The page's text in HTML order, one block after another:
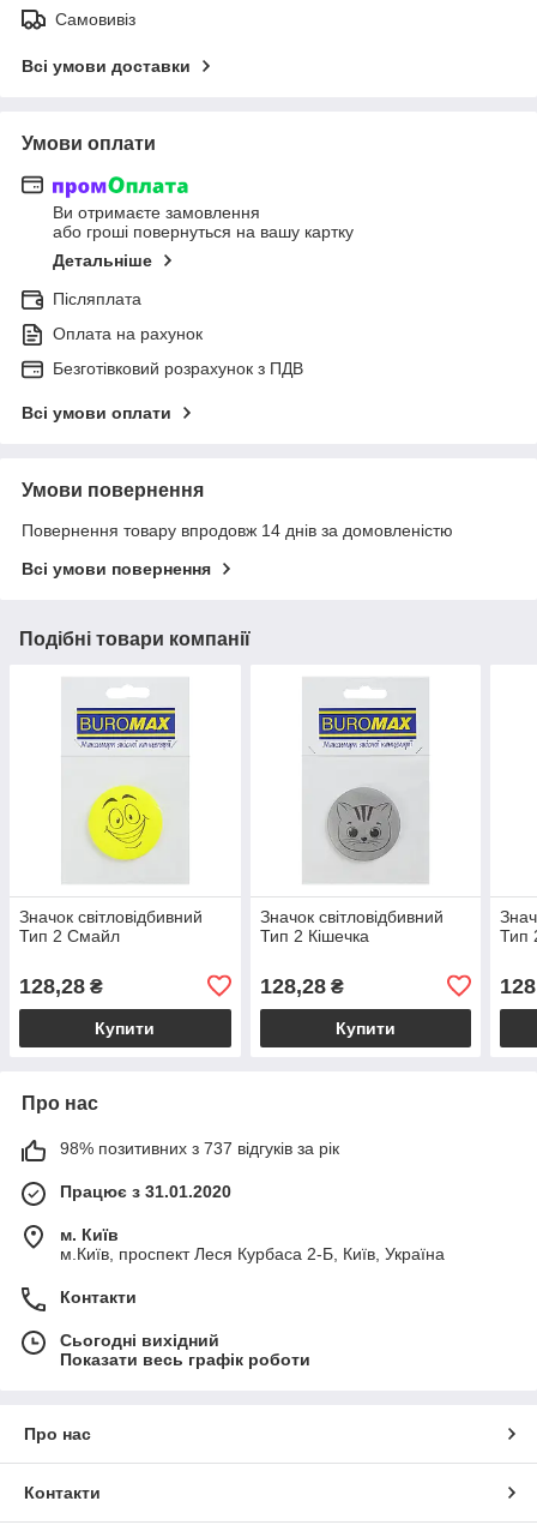
Самовивіз
Всі умови доставки
Умови оплати
Ви отримаєте замовлення
або гроші повернуться на вашу картку
Детальніше
Післяплата
Оплата на рахунок
Безготівковий розрахунок з ПДВ
Всі умови оплати
Умови повернення
Повернення товару впродовж 14 днів за домовленістю
Всі умови повернення
Подібні товари компанії
Значок світловідбивний
Тип 2 Смайл
128,28 ₴
Купити
Значок світловідбивний
Тип 2 Кішечка
128,28₴
Купити
Тип
Про нас
98% позитивних з 737 відгуків за рік
Працює з 31.01.2020
м. Київ
м.Київ, проспект Леся Курбаса 2-Б, Київ, Україна
Контакти
Сьогодні вихідний
Показати весь графік роботи
Про нас
Контакти